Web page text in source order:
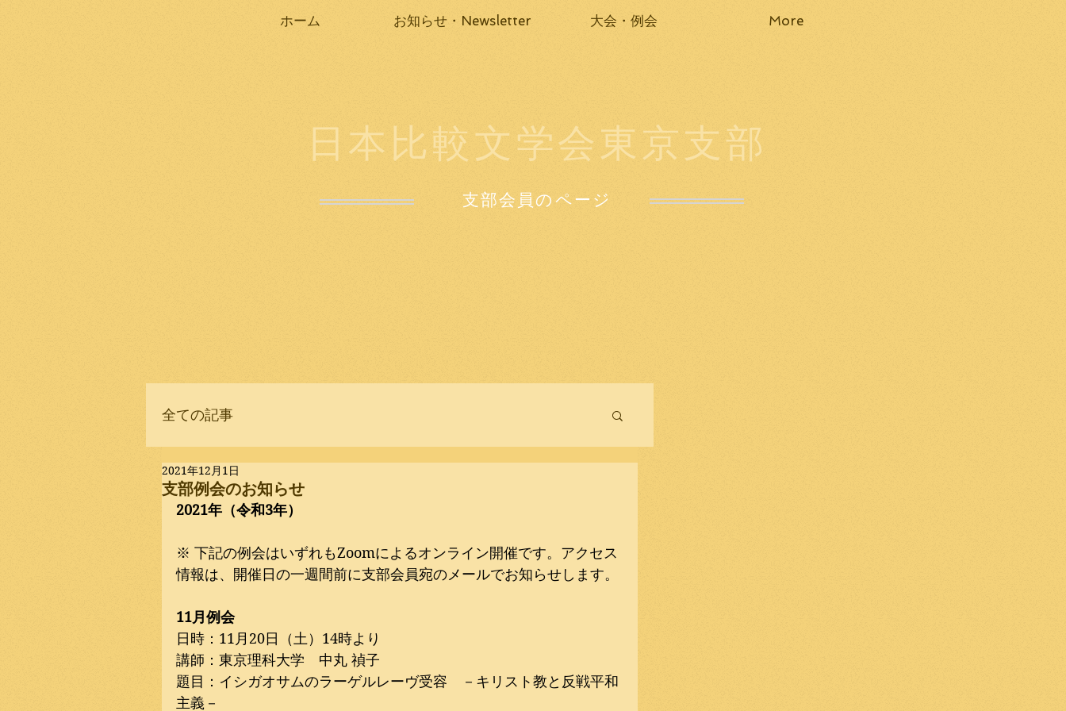
ホーム お知らせ・Newsletter 大会・例会 More
全ての記事
支部例会のお知らせ
2021年12月1日
2021年（令和3年）
※ 下記の例会はいずれもZoomによるオンライン開催です。アクセス
情報は、開催日の一週間前に支部会員宛のメールでお知らせします。
11月例会
日時：11月20日（土）14時より
講師：東京理科大学　中丸 禎子
題目：イシガオサムのラーゲルレーヴ受容　－キリスト教と反戦平和
主義－
日本比較文学会東京支部
支部会員のページ